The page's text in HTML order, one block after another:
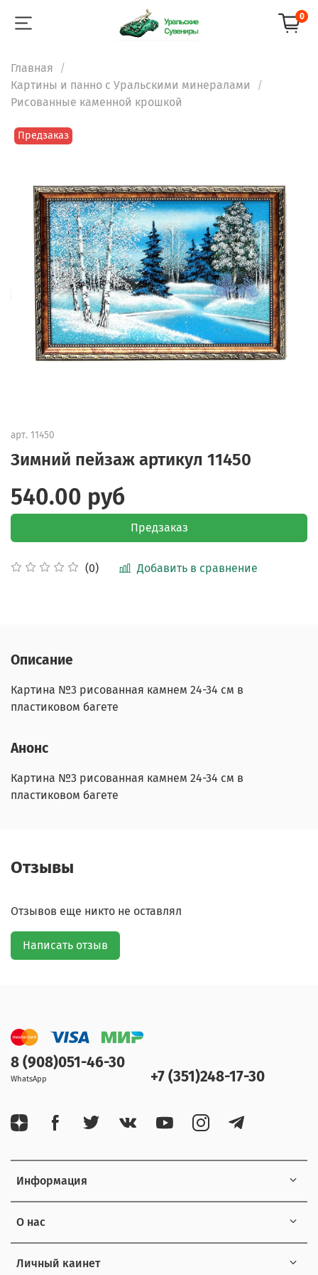
0
Главная
Картины и панно с Уральскими минералами
Рисованные каменной крошкой
Предзаказ
арт. 11450
Зимний пейзаж артикул 11450
(0) Добавить в сравнение
540.00 руб
Предзаказ
Описание
Картина №3 рисованная камнем 24-34 см в
пластиковом багете
Анонс
Картина №3 рисованная камнем 24-34 см в
пластиковом багете
Отзывы
Отзывов еще никто не оставлял
Написать отзыв
Информация
О нас
Личный каинет
8 (908)051-46-30
WhatsApp +7 (351)248-17-30